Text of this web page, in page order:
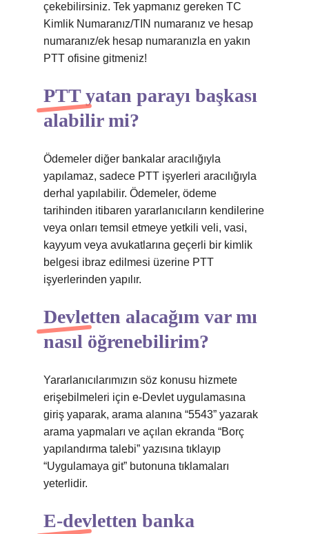
çekebilirsiniz. Tek yapmanız gereken TC
Kimlik Numaranız/TIN numaranız ve hesap
numaranız/ek hesap numaranızla en yakın
PTT ofisine gitmeniz!
PTT yatan parayı başkası
alabilir mi?
Ödemeler diğer bankalar aracılığıyla
yapılamaz, sadece PTT işyerleri aracılığıyla
derhal yapılabilir. Ödemeler, ödeme
tarihinden itibaren yararlanıcıların kendilerine
veya onları temsil etmeye yetkili veli, vasi,
kayyum veya avukatlarına geçerli bir kimlik
belgesi ibraz edilmesi üzerine PTT
işyerlerinden yapılır.
Devletten alacağım var mı
nasıl öğrenebilirim?
Yararlanıcılarımızın söz konusu hizmete
erişebilmeleri için e-Devlet uygulamasına
giriş yaparak, arama alanına “5543” yazarak
arama yapmaları ve açılan ekranda “Borç
yapılandırma talebi” yazısına tıklayıp
“Uygulamaya git” butonuna tıklamaları
yeterlidir.
E-devletten banka